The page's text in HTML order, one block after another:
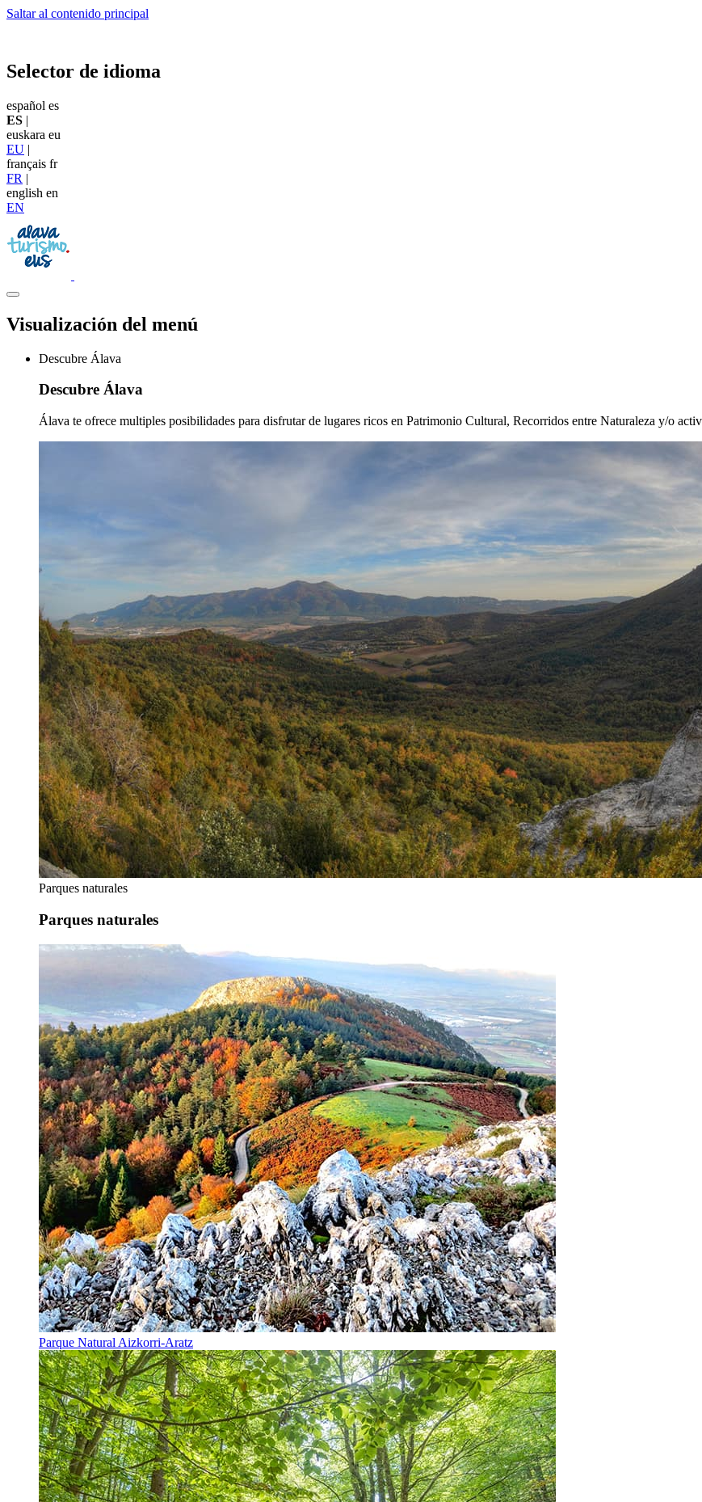
Saltar al contenido principal
Selector de idioma
español es
ES |
euskara eu
EU |
français fr
FR |
english en
EN
Visualización del menú
Descubre Álava
Descubre Álava
Álava te ofrece multiples posibilidades para disfrutar de lugares ricos en Patrimonio Cultural, Recorridos entre Naturaleza y/o
Parques naturales
Parques naturales
Parque Natural Aizkorri-Aratz